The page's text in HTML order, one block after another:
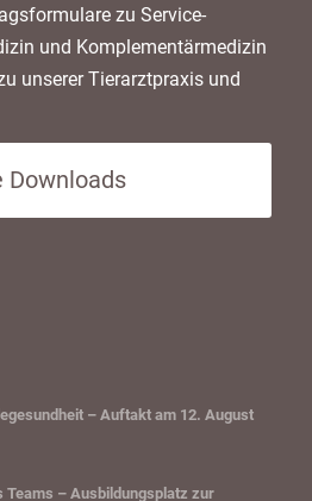
zu Service-
und Komplementärmedizin
unserer Tierarztpraxis und
Downloads
– Auftakt am 12. August
Teams – Ausbildungsplatz zur